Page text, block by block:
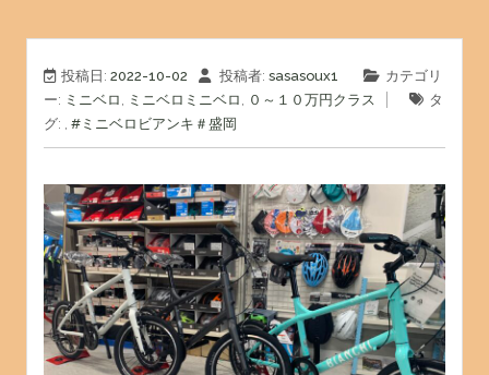
投稿日: 2022-10-02 投稿者: sasasoux1
カテゴリ
ー: ミニベロ , ミニベロミニベロ , ０～１０万円クラス
タ
グ: , #ミニベロ ビアンキ ＃盛岡